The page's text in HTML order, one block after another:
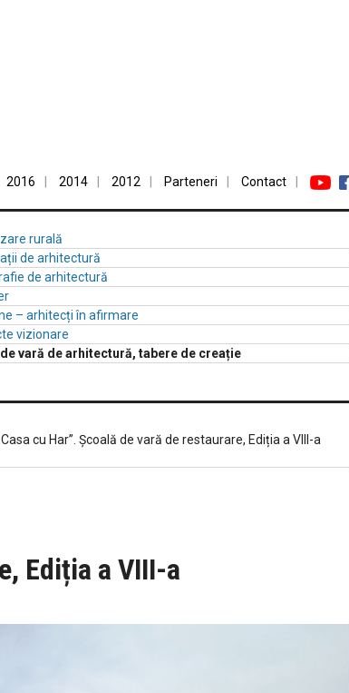
2016 2014 2012 Parteneri Contact
rurală
de arhitectură
de arhitectură
– arhitecți în afirmare
vizionare
vară de arhitectură, tabere de creație
cu Har”. Școală de vară de restaurare, Ediția a VIII-a
Ediția a VIII-a